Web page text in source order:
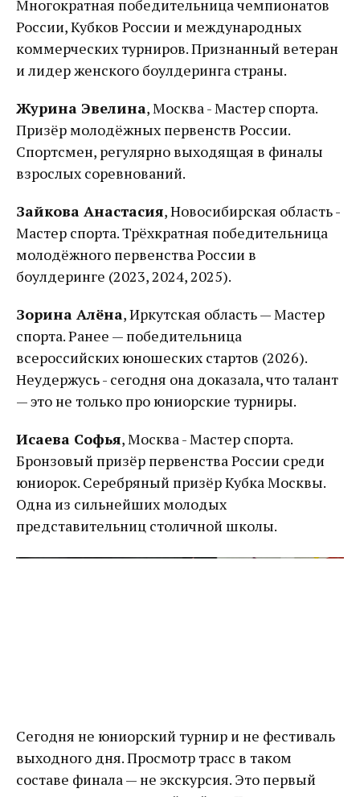
Многократная победительница чемпионатов
России, Кубков России и международных
коммерческих турниров. Признанный ветеран
и лидер женского боулдеринга страны.
Журина Эвелина, Москва - Мастер спорта.
Призёр молодёжных первенств России.
Спортсмен, регулярно выходящая в финалы
взрослых соревнований.
Зайкова Анастасия, Новосибирская область -
Мастер спорта. Трёхкратная победительница
молодёжного первенства России в
боулдеринге (2023, 2024, 2025).
Зорина Алёна, Иркутская область — Мастер
спорта. Ранее — победительница
всероссийских юношеских стартов (2026).
Неудержусь - сегодня она доказала, что талант
— это не только про юниорские турниры.
Исаева Софья, Москва - Мастер спорта.
Бронзовый призёр первенства России среди
юниорок. Серебряный призёр Кубка Москвы.
Одна из сильнейших молодых
представительниц столичной школы.
Сегодня не юниорский турнир и не фестиваль
выходного дня. Просмотр трасс в таком
составе финала — не экскурсия. Это первый